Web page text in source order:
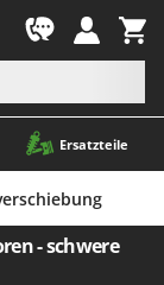
Ersatzteile
- schwere